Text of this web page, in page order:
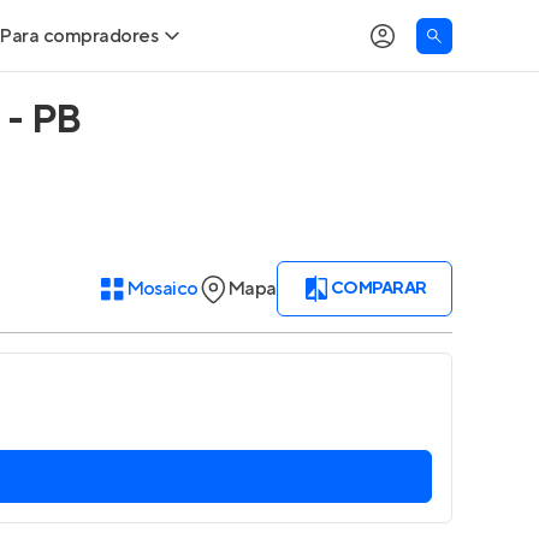
Entrar no Apto
Para compradores
Buscar um imóvel novo
Correção do INCC
PB
Mosaico Mapa COMPARAR